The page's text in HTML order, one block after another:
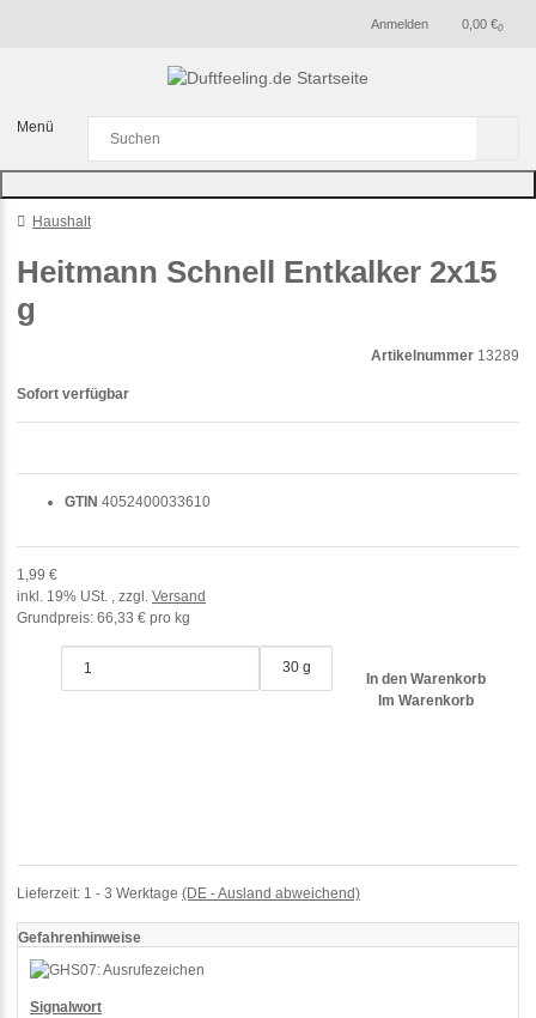
Anmelden 0
0,00 €
Menü
Haushalt
Heitmann Schnell Entkalker 2x15
g
Artikelnummer 13289
GTIN 4052400033610
1,99 €
inkl. 19% USt. , zzgl. Versand
Grundpreis: 66,33 € pro kg
30 g
In den Warenkorb
Im Warenkorb
Sofort verfügbar
Lieferzeit: 1 - 3 Werktage (DE - Ausland abweichend)
Gefahrenhinweise
Signalwort